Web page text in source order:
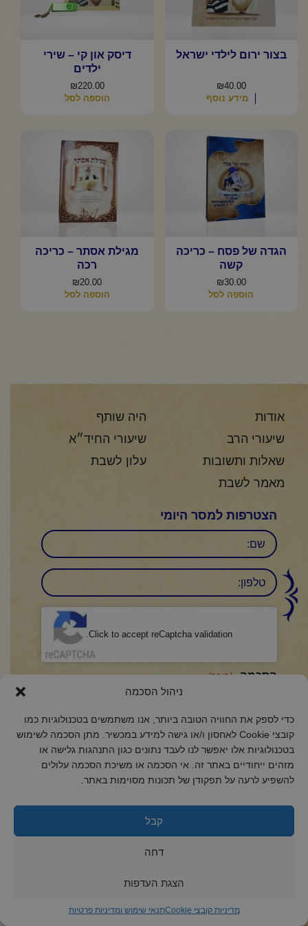
ניהול הסכמה
כדי לספק את החוויה הטובה ביותר, אנו משתמשים בטכנולוגיות כמו
קובצי Cookie לאחסון ו/או גישה למידע במכשיר. מתן הסכמה לשימוש
בטכנולוגיות אלו יאפשר לנו לעבד נתונים כגון התנהגות גלישה או
מזהים ייחודיים באתר זה. אי הסכמה או משיכת הסכמה עלולים
להשפיע לרעה על תפקודן של תכונות מסוימות באתר.
קבל
דחה
הצגת העדפות
מדיניות קובצי Cookie תנאי שימוש ומדיניות פרטיות
בצור ירום לילדי ישראל
₪40.00
מידע נוסף
דיסק און קי – שירי
ילדים
₪220.00
הוספה לסל
הגדה של פסח – כריכה
קשה
₪30.00
הוספה לסל
מגילת אסתר – כריכה
רכה
₪20.00
הוספה לסל
אודות
היה שותף
שיעורי הרב
שיעורי החיד״א
שאלות ותשובות
עלון לשבת
מאמר לשבת
הצטרפות למסר היומי
שם
טלפון:
Click to accept reCaptcha validation.
הסכמה (חובה)
אני מאשר/ת כי קראתי והבנתי את
2018 כל הזכויות שמורות לקול רינה
מדיניות פרטיות
מדיניות קובצי Cookie
ר